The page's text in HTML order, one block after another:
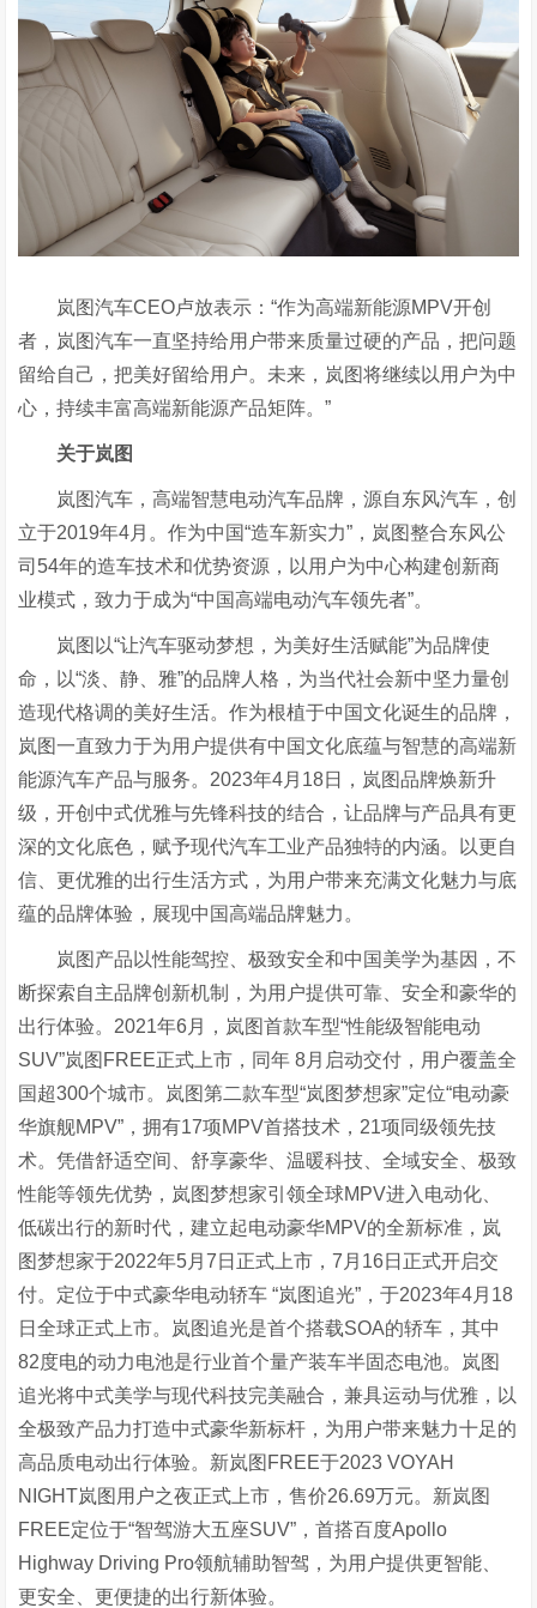
岚图汽车CEO卢放表示：“作为高端新能源MPV开创
者，岚图汽车一直坚持给用户带来质量过硬的产品，把问题
留给自己，把美好留给用户。未来，岚图将继续以用户为中
心，持续丰富高端新能源产品矩阵。”
关于岚图
岚图汽车，高端智慧电动汽车品牌，源自东风汽车，创
立于2019年4月。作为中国“造车新实力”，岚图整合东风公
司54年的造车技术和优势资源，以用户为中心构建创新商
业模式，致力于成为“中国高端电动汽车领先者”。
岚图以“让汽车驱动梦想，为美好生活赋能”为品牌使
命，以“淡、静、雅”的品牌人格，为当代社会新中坚力量创
造现代格调的美好生活。作为根植于中国文化诞生的品牌，
岚图一直致力于为用户提供有中国文化底蕴与智慧的高端新
能源汽车产品与服务。2023年4月18日，岚图品牌焕新升
级，开创中式优雅与先锋科技的结合，让品牌与产品具有更
深的文化底色，赋予现代汽车工业产品独特的内涵。以更自
信、更优雅的出行生活方式，为用户带来充满文化魅力与底
蕴的品牌体验，展现中国高端品牌魅力。
岚图产品以性能驾控、极致安全和中国美学为基因，不
断探索自主品牌创新机制，为用户提供可靠、安全和豪华的
出行体验。2021年6月，岚图首款车型“性能级智能电动
SUV”岚图FREE正式上市，同年 8月启动交付，用户覆盖全
国超300个城市。岚图第二款车型“岚图梦想家”定位“电动豪
华旗舰MPV”，拥有17项MPV首搭技术，21项同级领先技
术。凭借舒适空间、舒享豪华、温暖科技、全域安全、极致
性能等领先优势，岚图梦想家引领全球MPV进入电动化、
低碳出行的新时代，建立起电动豪华MPV的全新标准，岚
图梦想家于2022年5月7日正式上市，7月16日正式开启交
付。定位于中式豪华电动轿车 “岚图追光”，于2023年4月18
日全球正式上市。岚图追光是首个搭载SOA的轿车，其中
82度电的动力电池是行业首个量产装车半固态电池。岚图
追光将中式美学与现代科技完美融合，兼具运动与优雅，以
全极致产品力打造中式豪华新标杆，为用户带来魅力十足的
高品质电动出行体验。新岚图FREE于2023 VOYAH
NIGHT岚图用户之夜正式上市，售价26.69万元。新岚图
FREE定位于“智驾游大五座SUV”，首搭百度Apollo
Highway Driving Pro领航辅助智驾，为用户提供更智能、
更安全、更便捷的出行新体验。